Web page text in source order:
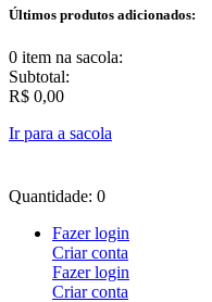
Últimos produtos adicionados:
0 item na sacola:
Subtotal:
R$ 0,00
Ir para a sacola
Quantidade: 0
Fazer login
Criar conta
Fazer login
Criar conta